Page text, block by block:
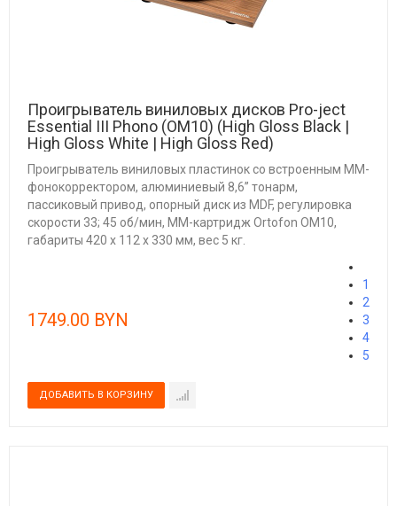
Проигрыватель виниловых дисков Pro-ject
Essential III Phono (OM10) (High Gloss Black |
High Gloss White | High Gloss Red)
Проигрыватель виниловых пластинок со встроенным ММ-
фонокорректором, алюминиевый 8,6” тонарм,
пассиковый привод, опорный диск из MDF, регулировка
скорости 33; 45 об/мин, ММ-картридж Ortofon OM10,
габариты 420 х 112 х 330 мм, вес 5 кг.
1749.00 BYN
1
2
3
4
5